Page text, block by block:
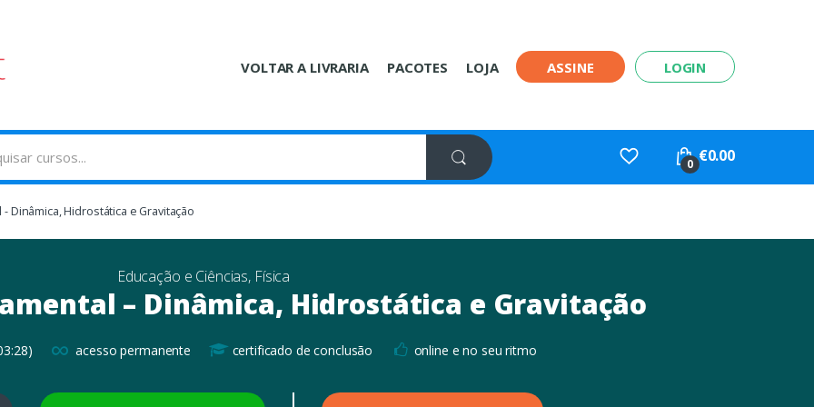
VOLTAR A LIVRARIA PACOTES LOJA ASSINE LOGIN
0 €0.00
Dinâmica, Hidrostática e Gravitação
Educação e Ciências, Física
– Dinâmica, Hidrostática e Gravitação
∞ acesso permanente certificado de conclusão online e no seu ritmo